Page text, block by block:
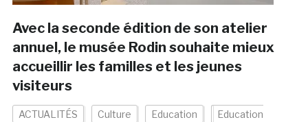
Avec la seconde édition de son atelier
annuel, le musée Rodin souhaite mieux
accueillir les familles et les jeunes
visiteurs
ACTUALITÉS Culture Education Education